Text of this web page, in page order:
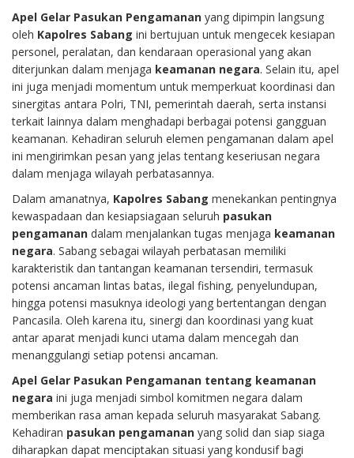
Apel Gelar Pasukan Pengamanan yang dipimpin langsung
oleh Kapolres Sabang ini bertujuan untuk mengecek kesiapan
personel, peralatan, dan kendaraan operasional yang akan
diterjunkan dalam menjaga keamanan negara. Selain itu, apel
ini juga menjadi momentum untuk memperkuat koordinasi dan
sinergitas antara Polri, TNI, pemerintah daerah, serta instansi
terkait lainnya dalam menghadapi berbagai potensi gangguan
keamanan. Kehadiran seluruh elemen pengamanan dalam apel
ini mengirimkan pesan yang jelas tentang keseriusan negara
dalam menjaga wilayah perbatasannya.
Dalam amanatnya, Kapolres Sabang menekankan pentingnya
kewaspadaan dan kesiapsiagaan seluruh pasukan
pengamanan dalam menjalankan tugas menjaga keamanan
negara. Sabang sebagai wilayah perbatasan memiliki
karakteristik dan tantangan keamanan tersendiri, termasuk
potensi ancaman lintas batas, ilegal fishing, penyelundupan,
hingga potensi masuknya ideologi yang bertentangan dengan
Pancasila. Oleh karena itu, sinergi dan koordinasi yang kuat
antar aparat menjadi kunci utama dalam mencegah dan
menanggulangi setiap potensi ancaman.
Apel Gelar Pasukan Pengamanan tentang keamanan
negara ini juga menjadi simbol komitmen negara dalam
memberikan rasa aman kepada seluruh masyarakat Sabang.
Kehadiran pasukan pengamanan yang solid dan siap siaga
diharapkan dapat menciptakan situasi yang kondusif bagi